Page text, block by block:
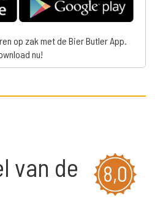
op zak met de Bier Butler App.
nu!
8,0
van de